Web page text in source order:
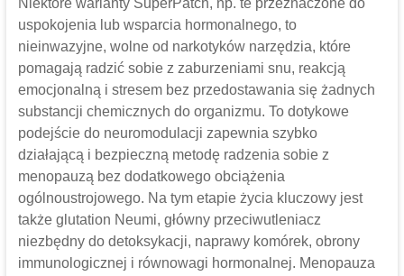
Niektóre warianty SuperPatch, np. te przeznaczone do
uspokojenia lub wsparcia hormonalnego, to
nieinwazyjne, wolne od narkotyków narzędzia, które
pomagają radzić sobie z zaburzeniami snu, reakcją
emocjonalną i stresem bez przedostawania się żadnych
substancji chemicznych do organizmu. To dotykowe
podejście do neuromodulacji zapewnia szybko
działającą i bezpieczną metodę radzenia sobie z
menopauzą bez dodatkowego obciążenia
ogólnoustrojowego. Na tym etapie życia kluczowy jest
także glutation Neumi, główny przeciwutleniacz
niezbędny do detoksykacji, naprawy komórek, obrony
immunologicznej i równowagi hormonalnej. Menopauza